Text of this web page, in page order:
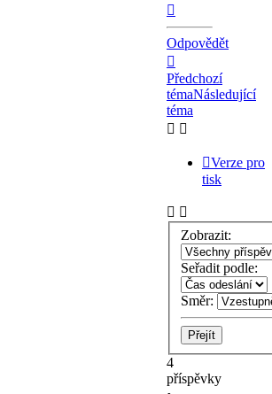
Odpovědět
Předchozí
témaNásledující
téma
Verze pro
tisk
Zobrazit:
Seřadit podle:
Směr:
4
příspěvky